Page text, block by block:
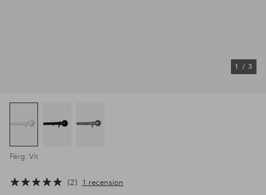
1 / 3
Färg: Vit
2 1 recension